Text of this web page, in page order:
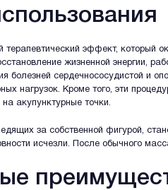
эффект, который
жизненной энергии,
болезней сердечнососудистой и
нагрузок. Кроме того, эти
акупунктурные точки.
за собственной фигурой,
исчезли. После обычного